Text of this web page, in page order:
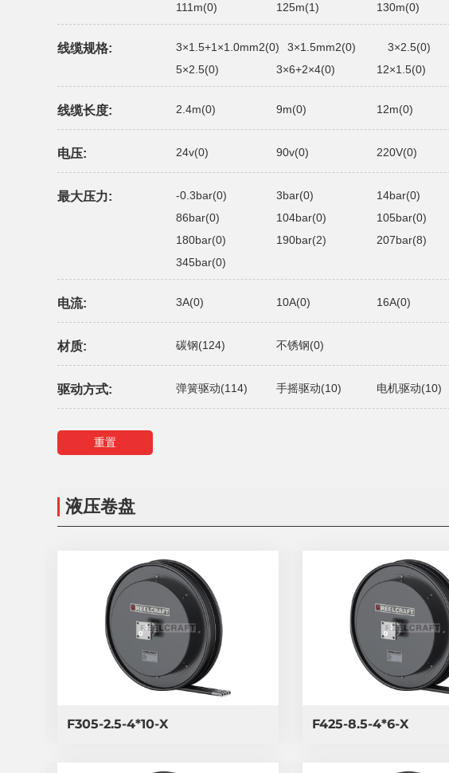
111m(0)
125m(1) 130m(0)
线缆规格: 3×1.5+1×1.0mm2(0) 3×1.5mm2(0) 3×2.5(0)
5×2.5(0)
3×6+2×4(0) 12×1.5(0)
线缆长度: 2.4m(0) 9m(0) 12m(0)
电压: 24v(0) 90v(0) 220V(0)
最大压力: -0.3bar(0) 3bar(0) 14bar(0)
86bar(0)
104bar(0) 105bar(0)
180bar(0)
190bar(2) 207bar(8)
345bar(0)
电流: 3A(0) 10A(0) 16A(0)
材质: 碳钢(124) 不锈钢(0)
驱动方式: 弹簧驱动(114) 手摇驱动(10) 电机驱动(10)
重置
液压卷盘
F305-2.5-4*10-X F425-8.5-4*6-X